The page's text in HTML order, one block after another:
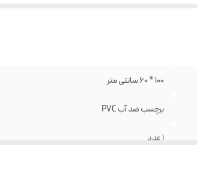
100 * 60 سانتی متر
برچسب ضد آب PVC
1 عدد